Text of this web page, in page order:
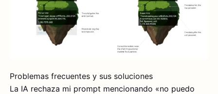
Problemas frecuentes y sus soluciones
La IA rechaza mi prompt mencionando «no puedo